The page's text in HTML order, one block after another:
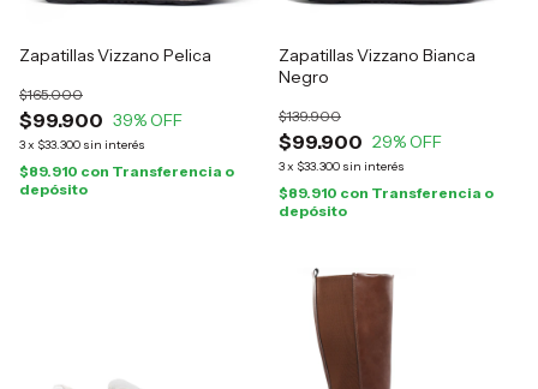
Zapatillas Vizzano Pelica
$99.900
$165.000
39% OFF
3x $33.300 sin interés
$89.910 con Transferencia o
depósito
Zapatillas Vizzano Bianca
Negro
$99.900
$139.900
29% OFF
3x $33.300 sin interés
$89.910 con Transferencia o
depósito